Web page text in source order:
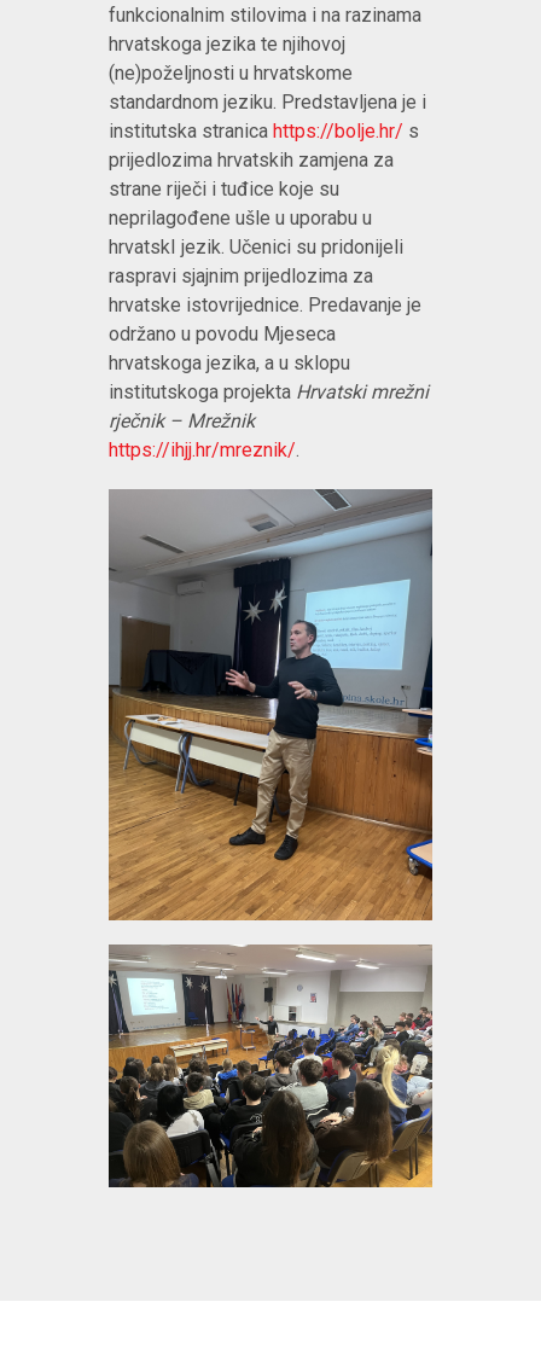
funkcionalnim stilovima i na razinama
hrvatskoga jezika te njihovoj
(ne)poželjnosti u hrvatskome
standardnom jeziku. Predstavljena je i
institutska stranica https://bolje.hr/ s
prijedlozima hrvatskih zamjena za
strane riječi i tuđice koje su
neprilagođene ušle u uporabu u
hrvatskI jezik. Učenici su pridonijeli
raspravi sjajnim prijedlozima za
hrvatske istovrijednice. Predavanje je
održano u povodu Mjeseca
hrvatskoga jezika, a u sklopu
institutskoga projekta Hrvatski mrežni
rječnik – Mrežnik
https://ihjj.hr/mreznik/.